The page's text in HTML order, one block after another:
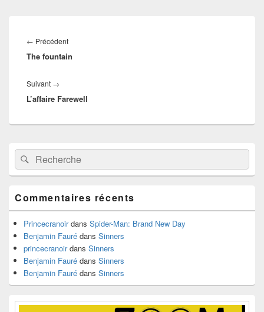
de
l’article
← PrécédentArticle
précédent :
The fountain
Suivant →
suivant :
L’affaire Farewell
Zone
principale
de
widget
barre
latérale
Recherche :Rechercher
Commentaires récents
Princecranoirdans Spider-Man: Brand New Day
Benjamin Fauré dans Sinners
princecranoirdans Sinners
Benjamin Fauré dans Sinners
Benjamin Fauré dans Sinners